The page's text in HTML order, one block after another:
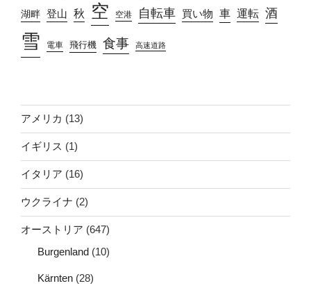
湖畔 登山 秋 空 空港 自転車 買い物 車 運転 酒
雪 電車 飛行機 食事 高速道路
アメリカ (13)
イギリス (1)
イタリア (16)
ウクライナ (2)
オーストリア (647)
Burgenland (10)
Kärnten (28)